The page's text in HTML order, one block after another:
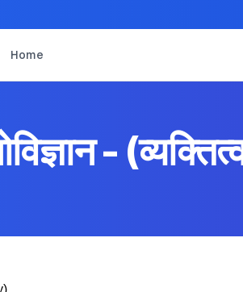
Home
-